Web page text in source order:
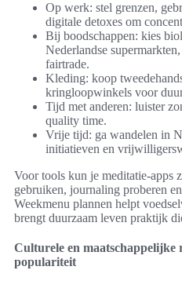
Op werk: stel grenzen,
digitale detoxes om
Bij boodschappen: kies
Nederlandse
fairtrade.
Kleding: koop
kringloopwinkels voor
Tijd met anderen: luister
quality time.
Vrije tijd: ga wandelen in
initiatieven en
Voor tools kun je meditatie-apps
gebruiken, journaling proberen
Weekmenu plannen helpt
brengt duurzaam leven praktijk
Culturele en maatschappelijke
populariteit